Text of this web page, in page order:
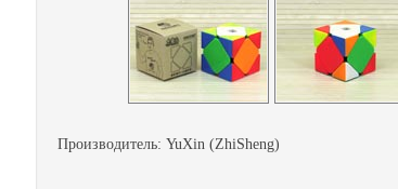
Производитель: YuXin (ZhiSheng)